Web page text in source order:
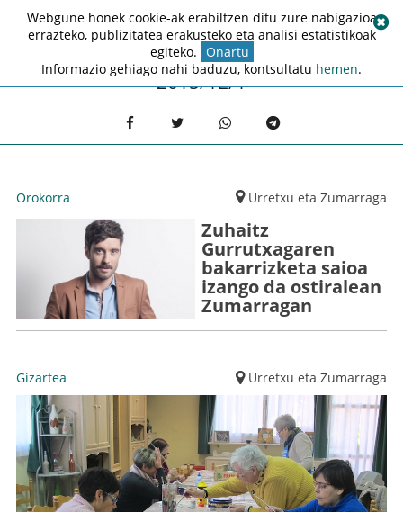
2015/12/1
Orokorra Urretxu eta Zumarraga
Zuhaitz
Gurrutxagaren
bakarrizketa saioa
izango da ostiralean
Zumarragan
Gizartea Urretxu eta Zumarraga
Webgune honek cookie-ak erabiltzen ditu zure nabigazioa
errazteko, publizitatea erakusteko eta analisi estatistikoak
egiteko. Onartu
Informazio gehiago nahi baduzu, kontsultatu hemen.